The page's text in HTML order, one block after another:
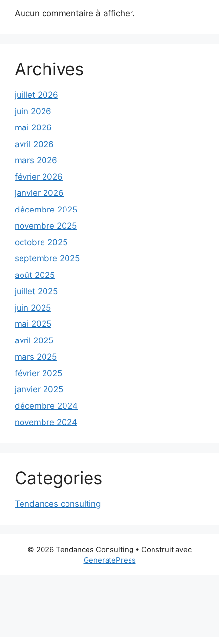
Aucun commentaire à afficher.
Archives
juillet 2026
juin 2026
mai 2026
avril 2026
mars 2026
février 2026
janvier 2026
décembre 2025
novembre 2025
octobre 2025
septembre 2025
août 2025
juillet 2025
juin 2025
mai 2025
avril 2025
mars 2025
février 2025
janvier 2025
décembre 2024
novembre 2024
Categories
Tendances consulting
© 2026 Tendances Consulting • Construit avec
GeneratePress